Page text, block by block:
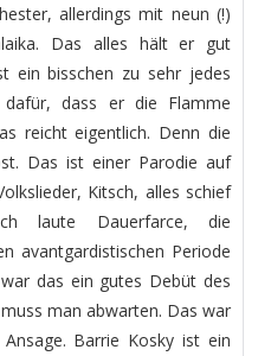
allerdings mit neun (!)
Das alles hält er gut
ein bisschen zu sehr jedes
dass er die Flamme
reicht eigentlich. Denn die
Das ist einer Parodie auf
Kitsch, alles schief
laute Dauerfarce, die
avantgardistischen Periode
das ein gutes Debüt des
man abwarten. Das war
Barrie Kosky ist ein